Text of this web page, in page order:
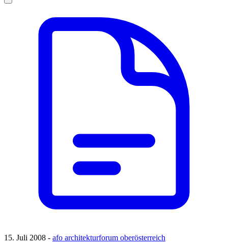
15. Juli 2008 - afo architekturforum oberösterreich